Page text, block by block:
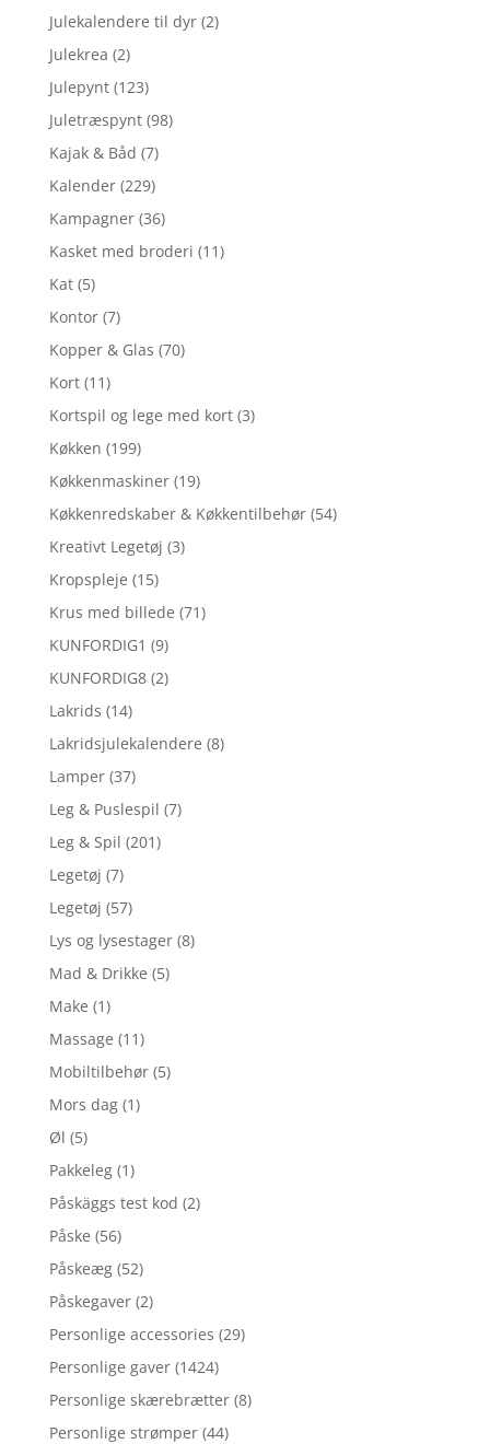
Julekalendere til dyr (2)
Julekrea (2)
Julepynt (123)
Juletræspynt (98)
Kajak & Båd (7)
Kalender (229)
Kampagner (36)
Kasket med broderi (11)
Kat (5)
Kontor (7)
Kopper & Glas (70)
Kort (11)
Kortspil og lege med kort (3)
Køkken (199)
Køkkenmaskiner (19)
Køkkenredskaber & Køkkentilbehør (54)
Kreativt Legetøj (3)
Kropspleje (15)
Krus med billede (71)
KUNFORDIG1 (9)
KUNFORDIG8 (2)
Lakrids (14)
Lakridsjulekalendere (8)
Lamper (37)
Leg & Puslespil (7)
Leg & Spil (201)
Legetøj (7)
Legetøj (57)
Lys og lysestager (8)
Mad & Drikke (5)
Make (1)
Massage (11)
Mobiltilbehør (5)
Mors dag (1)
Øl (5)
Pakkeleg (1)
Påskäggs test kod (2)
Påske (56)
Påskeæg (52)
Påskegaver (2)
Personlige accessories (29)
Personlige gaver (1424)
Personlige skærebrætter (8)
Personlige strømper (44)